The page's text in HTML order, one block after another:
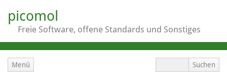
picomol
Freie Software, offene Standards und Sonstiges
Menü